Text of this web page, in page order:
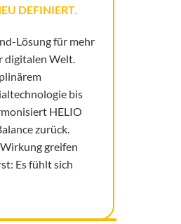
DEFINIERT.
Lösung für mehr
digitalen Welt.
bis
HELIO
zurück.
greifen
Es fühlt sich